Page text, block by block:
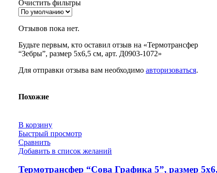
Очистить фильтры
Отзывов пока нет.
Будьте первым, кто оставил отзыв на «Термотрансфер
“Зебры”, размер 5х6,5 см, арт. Д0903-1072»
Для отправки отзыва вам необходимо авторизоваться.
Похожие
В корзину
Быстрый просмотр
Сравнить
Добавить в список желаний
Термотрансфер “Сова Графика 5”, размер